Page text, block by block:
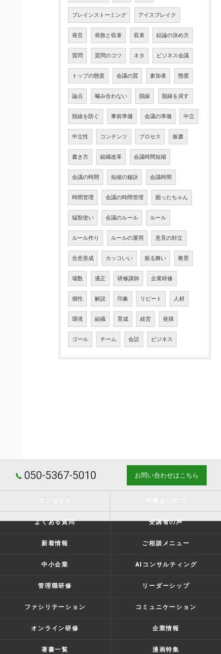
ブレインストーミング アイスブレイク
発言 発散と収束 収束 結論の決め方
質問 質問のコツ ネタ ビジネス会議
トップの態度 会議の質 参加者 態度
論点 噛み合わない 脱線 脱線を戻す
脱線を防ぐ 事前準備 会議の準備 中立
中立性 コンテンツ プロセス 板書
書き方 組織改革 会議時間短縮
会議の時間 短縮の秘訣 会議時間
時間管理 会議の時間管理 困ったちゃん
猛獣使い 会議のルール ルール
ルール作り ルールの運用 意見の対立
合意形成 カッコいい 振る舞い 教育
場数 適正 研修講師 企業研修
個性 解説 印象 リピート 人材
環境 組織 育成 経営 発揮
ゴール チーム 会話 ビジネス
050-5367-5010 お問い合わせはこちら
よくある質問 受講者の声
新着情報 ご相談メニュー
中小企業 AIコンサルティング
管理職研修 リーダーシップ
ファシリテーション コミュニケーション
オンライン研修 企業情報
著書一覧 漫画特集